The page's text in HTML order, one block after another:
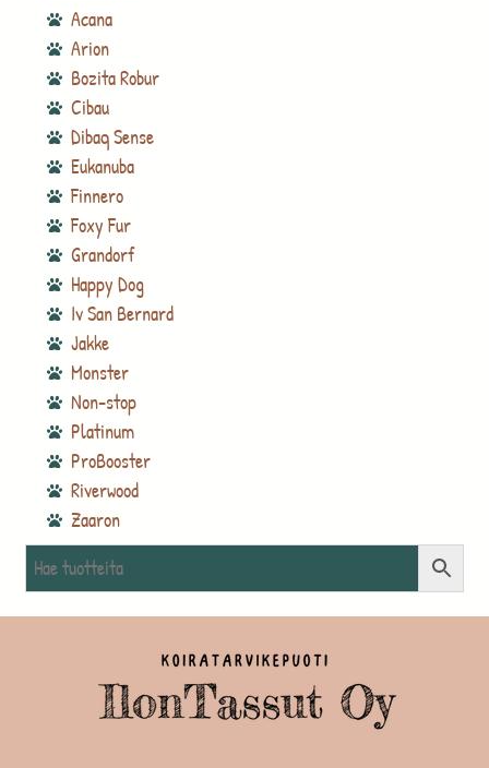
Acana
Arion
Bozita Robur
Cibau
Dibaq Sense
Eukanuba
Finnero
Foxy Fur
Grandorf
Happy Dog
Iv San Bernard
Jakke
Monster
Non-stop
Platinum
ProBooster
Riverwood
Zaaron